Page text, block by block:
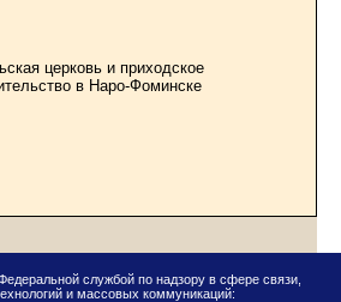
церковь и приходское
в Наро-Фоминске
службой по надзору в сфере связи,
и массовых коммуникаций: